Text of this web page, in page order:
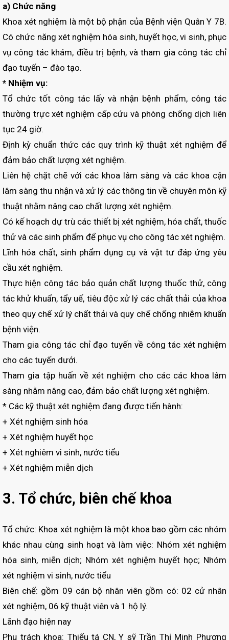
a) Chức năng
Khoa xét nghiệm là một bộ phận của Bệnh viện Quân Y 7B.
Có chức năng xét nghiệm hóa sinh, huyết học, vi sinh, phục
vụ công tác khám, điều trị bệnh, và tham gia công tác chỉ
đạo tuyến – đào tạo.
* Nhiệm vụ:
Tổ chức tốt công tác lấy và nhận bệnh phẩm, công tác
thường trực xét nghiệm cấp cứu và phòng chống dịch liên
tục 24 giờ.
Định kỳ chuẩn thức các quy trình kỹ thuật xét nghiệm để
đảm bảo chất lượng xét nghiệm.
Liên hệ chặt chẽ với các khoa lâm sàng và các khoa cận
lâm sàng thu nhận và xử lý các thông tin về chuyên môn kỹ
thuật nhằm nâng cao chất lượng xét nghiệm.
Có kế hoạch dự trù các thiết bị xét nghiệm, hóa chất, thuốc
thử và các sinh phẩm để phục vụ cho công tác xét nghiệm.
Lĩnh hóa chất, sinh phẩm dụng cụ và vật tư đáp ứng yêu
cầu xét nghiệm.
Thực hiện công tác bảo quản chất lượng thuốc thử, công
tác khử khuẩn, tẩy uế, tiêu độc xử lý các chất thải của khoa
theo quy chế xử lý chất thải và quy chế chống nhiễm khuẩn
bệnh viện.
Tham gia công tác chỉ đạo tuyến về công tác xét nghiệm
cho các tuyến dưới.
Tham gia tập huấn về xét nghiệm cho các các khoa lâm
sàng nhằm nâng cao, đảm bảo chất lượng xét nghiệm.
* Các kỹ thuật xét nghiệm đang được tiến hành:
+ Xét nghiệm sinh hóa
+ Xét nghiệm huyết học
+ Xét nghiêm vi sinh, nước tiểu
+ Xét nghiệm miễn dịch
3. Tổ chức, biên chế khoa
Tổ chức: Khoa xét nghiệm là một khoa bao gồm các nhóm
khác nhau cùng sinh hoạt và làm việc: Nhóm xét nghiệm
hóa sinh, miễn dịch; Nhóm xét nghiệm huyết học; Nhóm
xét nghiệm vi sinh, nước tiểu
Biên chế: gồm 09 cán bộ nhân viên gồm có: 02 cử nhân
xét nghiệm, 06 kỹ thuật viên và 1 hộ lý.
Lãnh đạo hiện nay
Phụ trách khoa: Thiếu tá CN, Y sỹ Trần Thị Minh Phương